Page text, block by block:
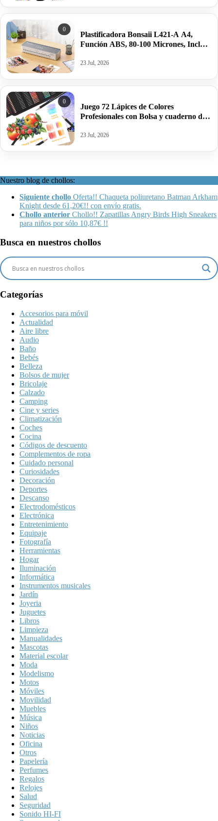
0
Plastificadora Bonsaii L421-A A4,
Función ABS, 80-100 Micrones, Incluye
23 Jul, 2026
0
Juego 72 Lápices de Colores
Profesionales con Bolsa y cuaderno de
23 Jul, 2026
Nuestro blog de chollos:
Siguiente chollo Oferta!! Chaqueta poliuretano Batman Arkham
Knight desde 61,20€!! con envío gratis.
Chollo anterior Chollo!! Zapatillas Angry Birds High Sneakers
para niños por sólo 10,87€ !!
Busca en nuestros chollos
Categorías
Accesorios para móvil
Actualidad
Aire libre
Audio
Baño
Bebés
Belleza
Bolsos de mujer
Bricolaje
Calzado
Camping
Cine y series
Climatización
Coches
Cocina
Códigos de descuento
Complementos de ropa
Cuidado personal
Curiosidades
Decoración
Deportes
Descanso
Electrodomésticos
Electrónica
Entretenimiento
Equipaje
Fotografía
Herramientas
Hogar
Iluminación
Informática
Instrumentos musicales
Jardín
Joyeria
Juguetes
Libros
Limpieza
Manualidades
Mascotas
Material escolar
Moda
Modelismo
Motos
Móviles
Movilidad
Muebles
Música
Niños
Noticias
Oficina
Otros
Papelería
Perfumes
Regalos
Relojes
Salud
Seguridad
Sonido HI-FI